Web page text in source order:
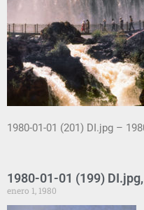
1980-01-01 (201) DI.jpg –
1980-01-01 (199)
enero 1, 1980